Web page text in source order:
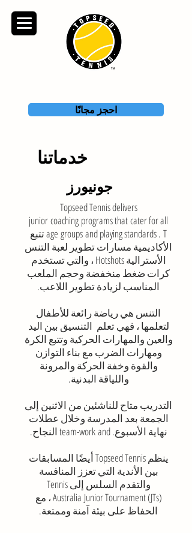
احجز مجانًا
خدماتنا
جونيورز
Topseed Tennis delivers
junior coaching programs that cater for all
age groups and playing standards . T تتبع
الأكاديمية مسارات تطوير لعبة التنس
الأسترالية Hotshots ، والتي تستخدم
كرات ضغط منخفضة وحجم الملعب
المناسب لزيادة تطوير اللاعب.
التنس هي رياضة رائعة للأطفال
لتعلمها ، فهي تعلم التنسيق بين اليد
والعين والمهارات الحركية وتتبع الكرة
ومهارات الضرب مع بناء التوازن
والقوة وخفة الحركة والمرونة
واللياقة البدنية.
التدريب متاح للناشئين من الاثنين إلى
الجمعة بعد المدرسة وخلال عطلات
نهاية الأسبوع. team-work and النجاح.
ينظم Topseed Tennis أيضًا المسابقات
بين الأندية التي تعزز المنافسة
والتقدم السلس إلى Tennis
Australia Junior Tournament (JTs) ، مع
الحفاظ على بيئة آمنة وممتعة.